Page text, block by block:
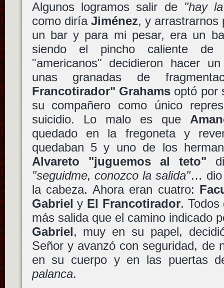
Algunos logramos salir de "hay
como diría Jiménez, y arrastrarnos
un bar y para mi pesar, era un
siendo el pincho caliente
"americanos" decidieron hacer
unas granadas de
Francotirador" Grahamsoptó por
su compañero como único
suicidio. Lo malo es que
quedado en la fregoneta y
quedaban 5 y uno de los
Alvareto "juguemos al teto"
"seguidme, conozco la salida"… dio
la cabeza. Ahora eran cuatro:
Gabriel y El Francotirador. Todos
más salida que el camino indicado
Gabriel, muy en su papel,
Señor y avanzó con seguridad, de
en su cuerpo y en las puertas
palanca.